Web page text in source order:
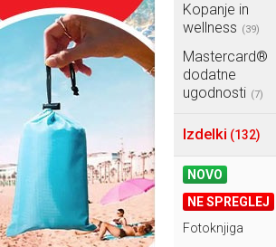
Kopanje in
wellness (39)
Mastercard®
dodatne
ugodnosti (7)
Izdelki (132)
NOVO
NE SPREGLEJ
Fotoknjiga